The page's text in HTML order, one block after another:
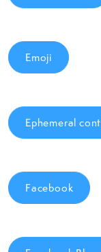
Emoji
Ephemeral
Facebook